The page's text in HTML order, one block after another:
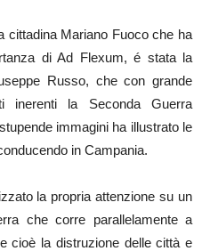
cittadina Mariano Fuoco che ha
di Ad Flexum, é stata la
Russo, che con grande
inerenti la Seconda Guerra
immagini ha illustrato le
in Campania.
la propria attenzione su un
che corre parallelamente a
cioè la distruzione delle città e